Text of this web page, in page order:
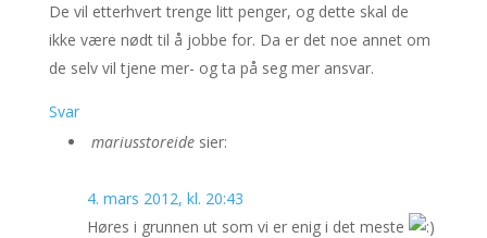
De vil etterhvert trenge litt penger, og dette skal de
ikke være nødt til å jobbe for. Da er det noe annet om
de selv vil tjene mer- og ta på seg mer ansvar.
Svar
mariusstoreide sier:
4. mars 2012, kl. 20:43
Høres i grunnen ut som vi er enig i det meste